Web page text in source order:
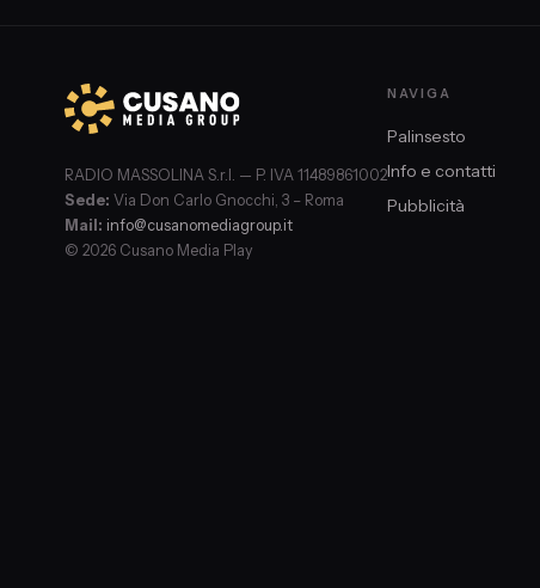
RADIO MASSOLINA S.r.l. — P. IVA 11489861002
Sede: Via Don Carlo Gnocchi, 3 – Roma
Mail: info@cusanomediagroup.it
© 2026 Cusano Media Play
NAVIGA
Palinsesto
Info e contatti
Pubblicità